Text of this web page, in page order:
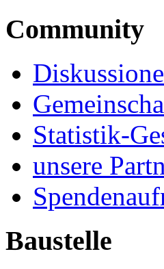
Community
Statistik-
unsere
Baustelle